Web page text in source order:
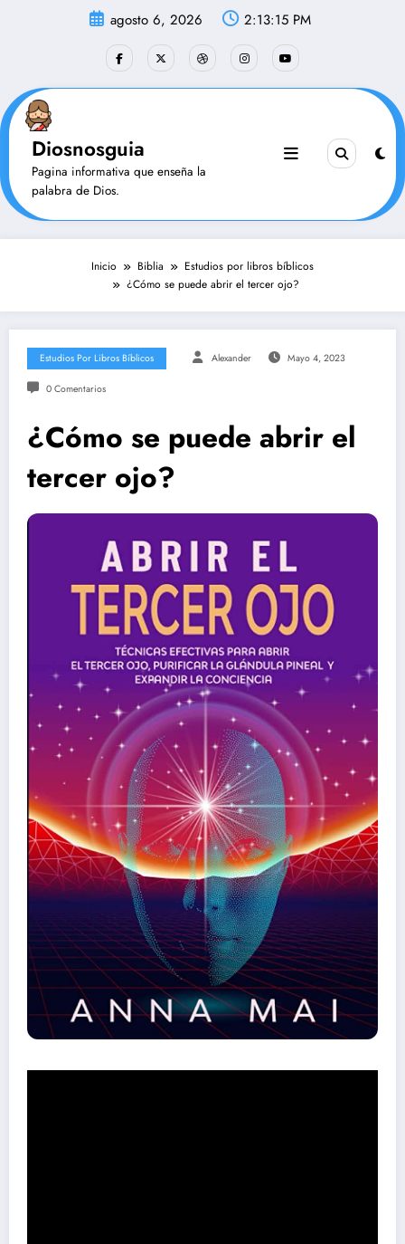
agosto 6, 2026 2:13:16 PM
Diosnosguia
Pagina informativa que enseña la
palabra de Dios.
Inicio Biblia
Estudios por libros bíblicos
¿Cómo se puede abrir el tercer ojo?
Estudios Por Libros Bíblicos Alexander Mayo 4, 2023
0 Comentarios
¿Cómo se puede abrir el
tercer ojo?